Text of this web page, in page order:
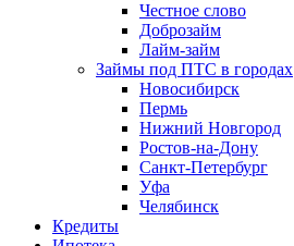
Честное слово
Доброзайм
Лайм-займ
Займы под ПТС в городах
Новосибирск
Пермь
Нижний Новгород
Ростов-на-Дону
Санкт-Петербург
Уфа
Челябинск
Кредиты